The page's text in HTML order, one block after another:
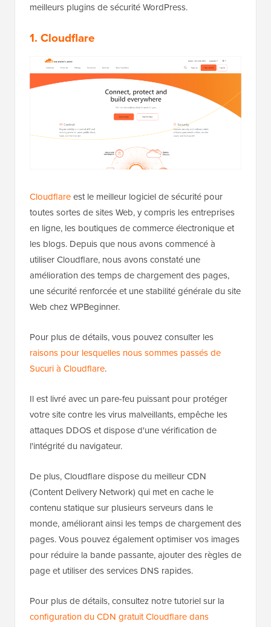
meilleurs plugins de sécurité WordPress.
1. Cloudflare
Cloudflareest le meilleur logiciel de sécurité pour
toutes sortes de sites Web, y compris les entreprises
en ligne, les boutiques de commerce électronique et
les blogs. Depuis que nous avons commencé à
utiliser Cloudflare, nous avons constaté une
amélioration des temps de chargement des pages,
une sécurité renforcée et une stabilité générale du site
Web chez WPBeginner.
Pour plus de détails, vous pouvez consulter les
raisons pour lesquelles nous sommes passés de
Sucuri à Cloudflare.
Il est livré avec un pare-feu puissant pour protéger
votre site contre les virus malveillants, empêche les
attaques DDOS et dispose d'une vérification de
l'intégrité du navigateur.
De plus, Cloudflare dispose du meilleur CDN
(Content Delivery Network) qui met en cache le
contenu statique sur plusieurs serveurs dans le
monde, améliorant ainsi les temps de chargement des
pages. Vous pouvez également optimiser vos images
pour réduire la bande passante, ajouter des règles de
page et utiliser des services DNS rapides.
Pour plus de détails, consultez notre tutoriel sur la
configuration du CDN gratuit Cloudflare dans